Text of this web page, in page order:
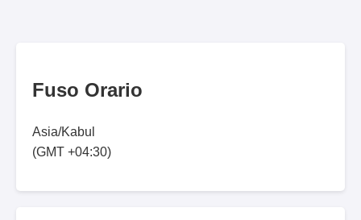
Fuso Orario
Asia/Kabul
(GMT +04:30)